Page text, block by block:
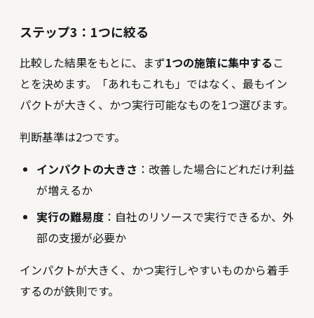
ステップ3：1つに絞る
比較した結果をもとに、まず1つの施策に集中するこ
とを決めます。「あれもこれも」ではなく、最もイン
パクトが大きく、かつ実行可能なものを1つ選びます。
判断基準は2つです。
インパクトの大きさ ：改善した場合にどれだけ利益
が増えるか
実行の難易度 ：自社のリソースで実行できるか、外
部の支援が必要か
インパクトが大きく、かつ実行しやすいものから着手
するのが鉄則です。